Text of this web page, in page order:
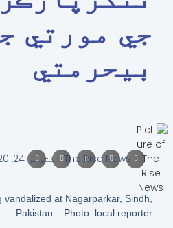
جي مورتي
بيحرمتي
The Rise News اکتوبر 24, 2020
vandalized at Nagarparkar, Sindh,
Pakistan – Photo: local reporter